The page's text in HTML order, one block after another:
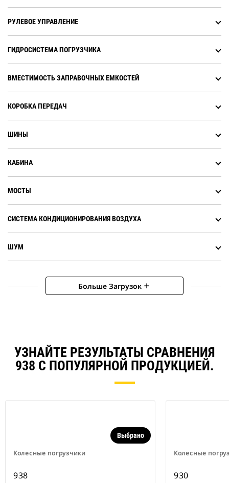
автоматически включаются с
РУЛЕВОЕ УПРАВЛЕНИЕ
ГИДРОСИСТЕМА ПОГРУЗЧИКА
ВМЕСТИМОСТЬ ЗАПРАВОЧНЫХ ЕМКОСТЕЙ
КОРОБКА ПЕРЕДАЧ
ШИНЫ
КАБИНА
МОСТЫ
СИСТЕМА КОНДИЦИОНИРОВАНИЯ ВОЗДУХА
ШУМ
Больше Загрузок add
УЗНАЙТЕ РЕЗУЛЬТАТЫ СРАВНЕНИЯ
938 С ПОПУЛЯРНОЙ ПРОДУКЦИЕЙ.
Колесные погрузчики
Выбрано
938
Колесные
930